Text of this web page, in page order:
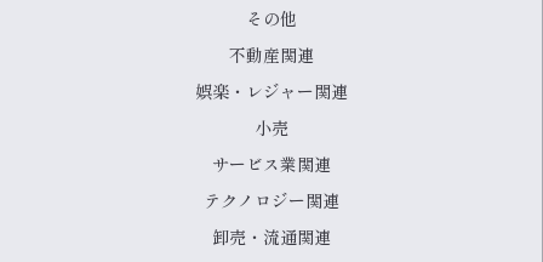
その他
不動産関連
娯楽・レジャー関連
小売
サービス業関連
テクノロジー関連
卸売・流通関連